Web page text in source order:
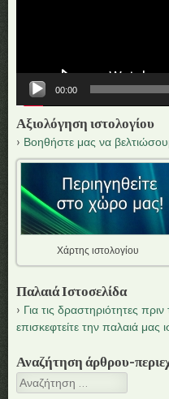
00:00
Αξιολόγηση ιστολογίου
Βοηθήστε μας να
Χάρτης ιστολογίου
Παλαιά Ιστοσελίδα
Για τις δραστηριότητες
επισκεφτείτε την παλαιά μας
Αναζήτηση άρθρου-
Αναζήτηση